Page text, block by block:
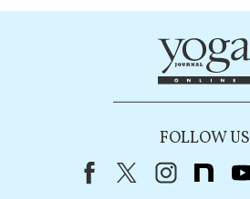
FOLLOW US
FacebookX（旧Twitter）
instagram
note